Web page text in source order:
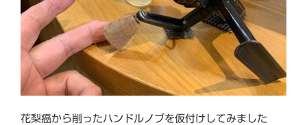
花梨癌から削ったハンドルノブを仮付けしてみました